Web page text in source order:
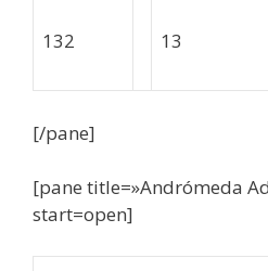
132 13
[/pane]
[pane title=»Andrómeda
start=open]